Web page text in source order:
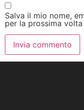
Salva il mio nome,
per la prossima